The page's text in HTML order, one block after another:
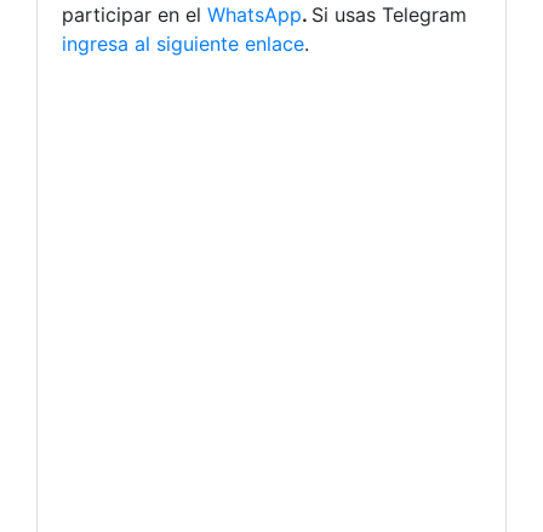
participar en el WhatsApp. Si usas Telegram
ingresa al siguiente enlace.